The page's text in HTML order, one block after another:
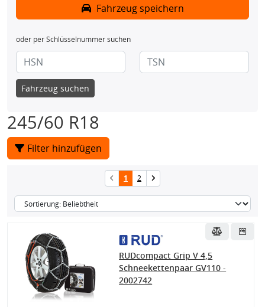
Fahrzeug speichern
oder per Schlüsselnummer suchen
Fahrzeug suchen
245/60 R18
Filter hinzufügen
1 2
RUDcompact Grip V 4,5
Schneekettenpaar GV110 -
2002742